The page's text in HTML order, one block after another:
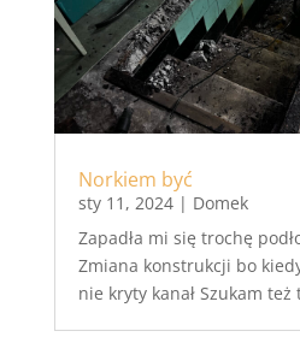
Norkiem być
sty 11, 2024| Domek
Zapadła mi się trochę
Zmiana konstrukcji bo
nie kryty kanał Szukam